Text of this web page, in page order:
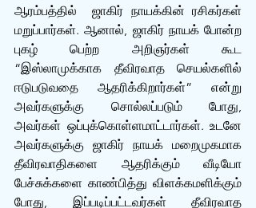
ஆரம்பத்தில்  ஜாகிர் நாயக்கின் ரசிகர்கள்
மறுப்பார்கள். ஆனால், ஜாகிர் நாயக் போன்ற
புகழ் பெற்ற அறிஞர்கள் கூட
“இஸ்லாமுக்காக‌ தீவிரவாத செயல்களில்
ஈடுபடுவதை ஆதரிக்கிறார்கள்” என்று
அவர்களுக்கு சொல்லப்படும் போது,
அவர்கள் ஒப்புக்கொள்ளமாட்டார்கள். உடனே
அவர்களுக்கு ஜாகிர் நாயக் மறைமுகமாக
தீவிரவாதிகளை ஆதரிக்கும் வீடியோ
பேச்சுக்களை காண்பித்து விளக்கமளிக்கும்
போது, இப்படிப்பட்டவர்கள் தீவிரவாத